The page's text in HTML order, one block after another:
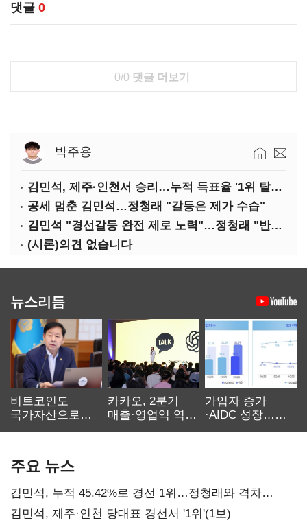
댓글 0
0/0 댓글 더보기
박주용
김민석, 제주·인천서 승리…누적 득표율 '1위 탈환'(종합)
공세 멈춘 김민석…정청래 "갈등은 제가 수습"
김민석 "경선갈등 완전 제로 노력"…정청래 "반명 공세 사과부터"
(시론)의견 없습니다
뉴스리듬
비트코인도
국가자산으로…'
카카오, 2분기
매출·영업익 역대
가입자 증가
·AIDC 성장…
주요 뉴스
김민석, 누적 45.42%로 경선 1위…정청래와 격차
0.86%p(2보)
김민석, 제주·인천 당대표 경선서 '1위'(1보)